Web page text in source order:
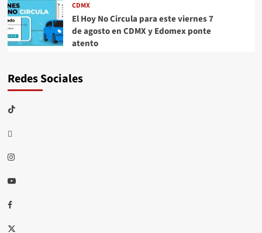
CDMX
El Hoy No Circula para este viernes 7
de agosto en CDMX y Edomex ponte
atento
Redes Sociales
TikTok
threads
Instagram
Youtube
Facebook
X